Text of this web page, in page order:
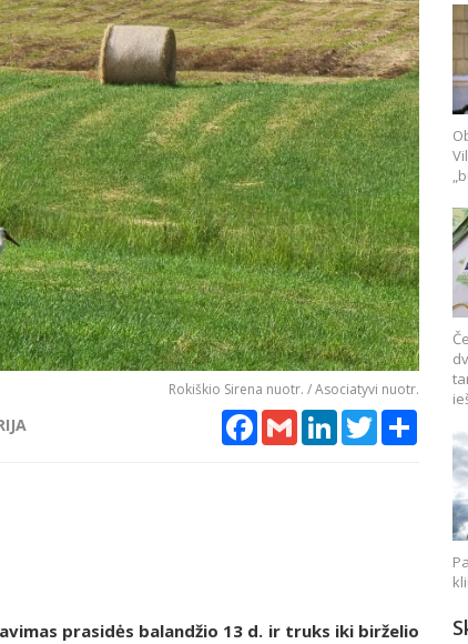
Rokiškio Sirena nuotr. / Asociatyvi nuotr.
Facebook
GmailLinkedInTwitterShare
prasidės balandžio 13 d. ir truks iki birželio